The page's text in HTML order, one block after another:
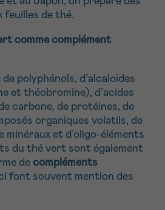
de thé.
comme complément
polyphénols, d’alcaloïdes
et théobromine), d’acides
carbone, de protéines, de
organiques volatils, de
minéraux et d’oligo-éléments
du thé vert sont également
de compléments
font souvent mention des